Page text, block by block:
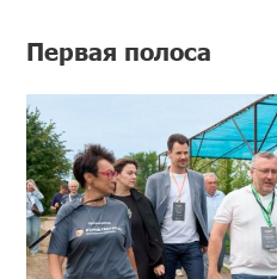
Первая полоса